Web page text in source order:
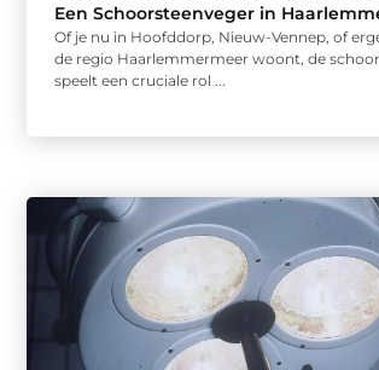
Een Schoorsteenveger in
Of je nu in Hoofddorp, Nieuw-Vennep, of
de regio Haarlemmermeer woont, de
speelt een cruciale rol ...